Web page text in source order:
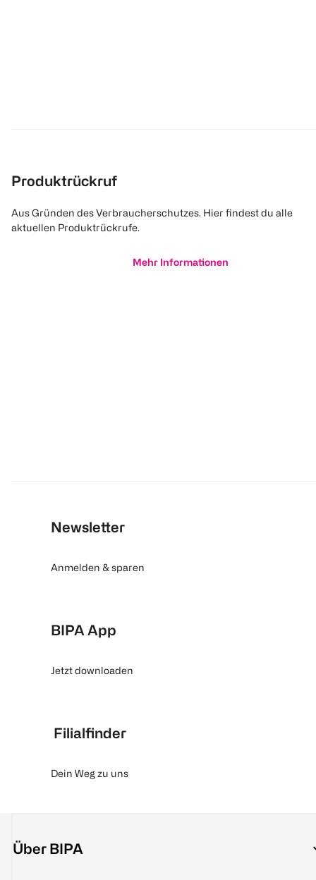
Produktrückruf
Aus Gründen des Verbraucherschutzes. Hier findest du alle
aktuellen Produktrückrufe.
Mehr Informationen
Newsletter
Anmelden & sparen
BIPA App
Jetzt downloaden
Filialfinder
Dein Weg zu uns
Über BIPA